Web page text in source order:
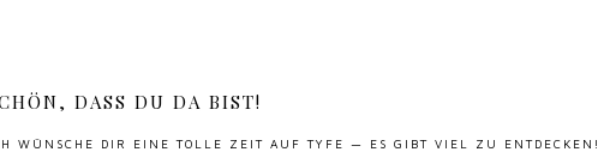
DASS DU DA BIST!
WÜNSCHE DIR EINE TOLLE ZEIT AUF TYFE — ES GIBT VIEL ZU ENTDECKEN!